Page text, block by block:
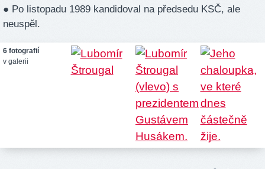
● Po listopadu 1989 kandidoval na předsedu KSČ, ale
neuspěl.
6 fotografií
v galerii